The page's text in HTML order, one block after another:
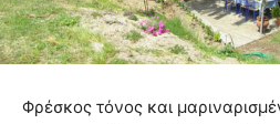
Φρέσκος τόνος και